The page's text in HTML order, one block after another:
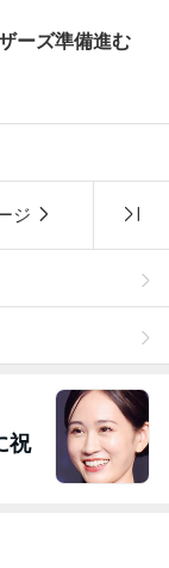
ーズ準備進む
ジ
祝